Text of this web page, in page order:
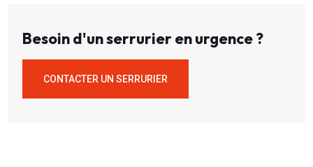
Besoin d'un serrurier en urgence ?
CONTACTER UN SERRURIER